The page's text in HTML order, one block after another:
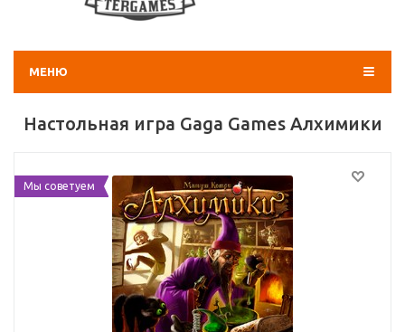
МЕНЮ
Настольная игра Gaga Games Алхимики
Мы советуем